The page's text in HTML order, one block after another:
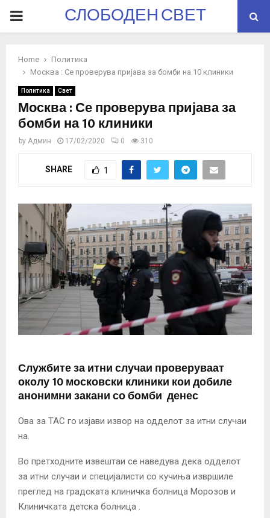
PRIMARYСЛОБОДЕН СВЕТ
Home
Политика
Москва : Се проверува пријава за бомби на 10 клиники
Политика Свет
Москва : Се проверува пријава за
бомби на 10 клиники
by Админ 17/02/2020 0 310
SHARE 1
Службите за итни случаи проверуваат
околу 10 московски клиники кои добиле
анонимни закани со бомби денес
Ова за ТАС го изјави извор на одделот за итни случаи
на.
Во претходните извештаи се наведува дека одделот
за итни случаи и специјалисти со кучиња извршиле
преглед на градската клиничка болница Морозов и
Клиничката детска болница .